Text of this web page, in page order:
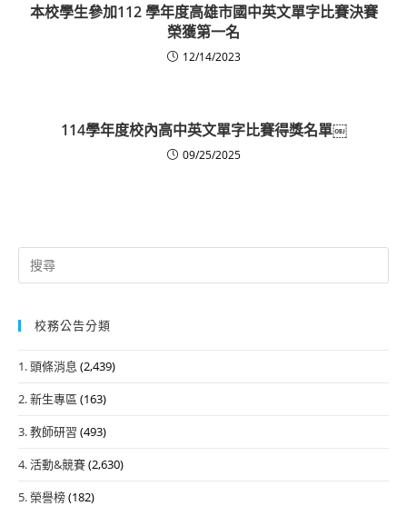
本校學生參加112 學年度高雄市國中英文單字比賽決賽
榮獲第一名
12/14/2023
114學年度校內高中英文單字比賽得獎名單￼
09/25/2025
Search
for:
校務公告分類
1. 頭條消息 (2,439)
2. 新生專區 (163)
3. 教師研習 (493)
4. 活動&競賽(2,630)
5. 榮譽榜(182)